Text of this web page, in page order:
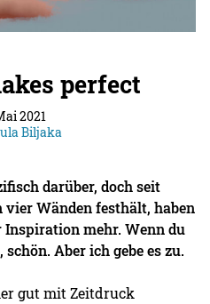
perfect
2021
Biljaka
darüber, doch seit
vier Wänden festhält, haben
mehr. Wenn du
Aber ich gebe es zu.
gut mit Zeitdruck